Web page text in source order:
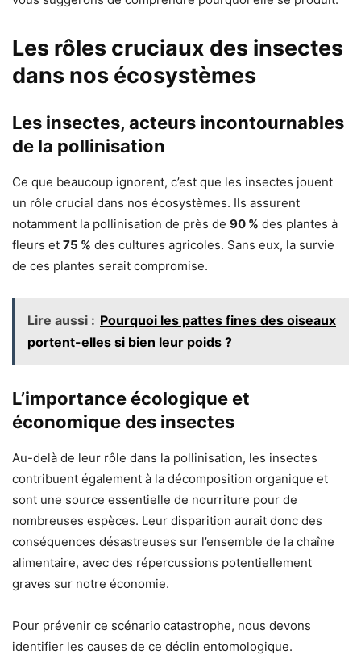
Les rôles cruciaux des insectes
dans nos écosystèmes
Les insectes, acteurs incontournables
de la pollinisation
Ce que beaucoup ignorent, c’est que les insectes jouent
un rôle crucial dans nos écosystèmes. Ils assurent
notamment la pollinisation de près de 90 % des plantes à
fleurs et 75 % des cultures agricoles. Sans eux, la survie
de ces plantes serait compromise.
Lire aussi : Pourquoi les pattes fines des oiseaux
portent-elles si bien leur poids ?
L’importance écologique et
économique des insectes
Au-delà de leur rôle dans la pollinisation, les insectes
contribuent également à la décomposition organique et
sont une source essentielle de nourriture pour de
nombreuses espèces. Leur disparition aurait donc des
conséquences désastreuses sur l’ensemble de la chaîne
alimentaire, avec des répercussions potentiellement
graves sur notre économie.
Pour prévenir ce scénario catastrophe, nous devons
identifier les causes de ce déclin entomologique.